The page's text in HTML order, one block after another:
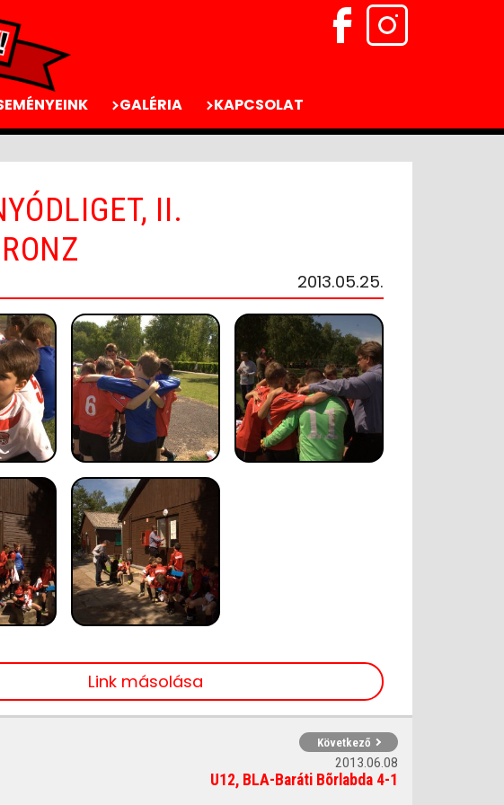
GALÉRIA KAPCSOLAT
II.
2013.05.25.
Link másolása
Következő
2013.06.08
U12, BLA-Baráti Bõrlabda 4-1